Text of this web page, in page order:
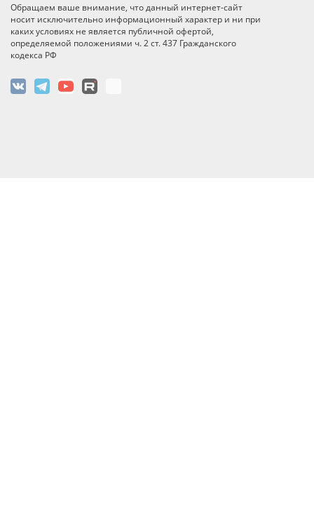
Обращаем ваше внимание, что данный интернет-сайт
носит исключительно информационный характер и ни при
каких условиях не является публичной офертой,
определяемой положениями ч. 2 ст. 437 Гражданского
кодекса РФ